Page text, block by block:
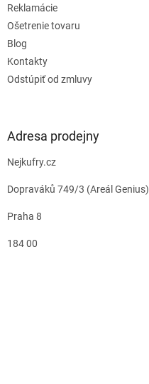
Reklamácie
Ošetrenie tovaru
Blog
Kontakty
Odstúpiť od zmluvy
Adresa prodejny
Nejkufry.cz
Dopraváků 749/3 (Areál Genius)
Praha 8
184 00